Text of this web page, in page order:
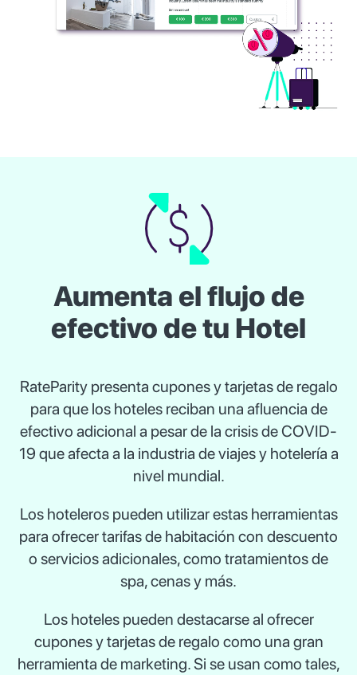
Aumenta el flujo de
efectivo de tu Hotel
RateParity presenta cupones y tarjetas de regalo
para que los hoteles reciban una afluencia de
efectivo adicional a pesar de la crisis de COVID-
19 que afecta a la industria de viajes y hotelería a
nivel mundial.
Los hoteleros pueden utilizar estas herramientas
para ofrecer tarifas de habitación con descuento
o servicios adicionales, como tratamientos de
spa, cenas y más.
Los hoteles pueden destacarse al ofrecer
cupones y tarjetas de regalo como una gran
herramienta de marketing. Si se usan como tales,